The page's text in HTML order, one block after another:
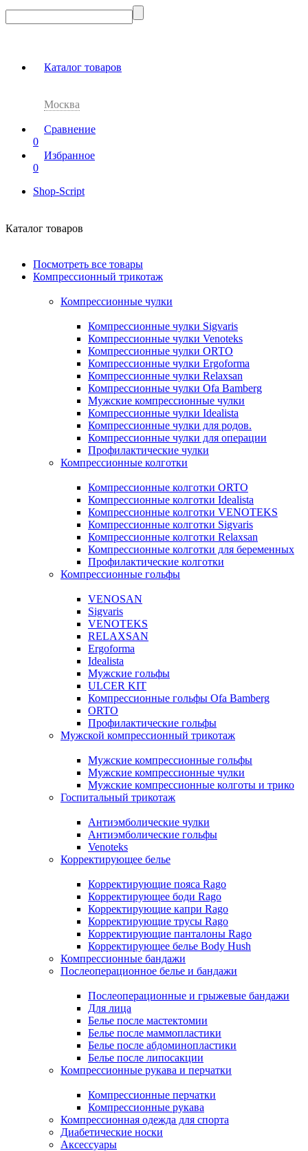
Каталог товаров
Москва
Сравнение
0
Избранное
0
Shop-Script
Каталог товаров
Посмотреть все товары
Компрессионный трикотаж
Компрессионные чулки
Компрессионные чулки Sigvaris
Компрессионные чулки Venoteks
Компрессионные чулки ORTO
Компрессионные чулки Ergoforma
Компрессионные чулки Relaxsan
Компрессионные чулки Ofa Bamberg
Мужские компрессионные чулки
Компрессионные чулки Idealista
Компрессионные чулки для родов.
Компрессионные чулки для операции
Профилактические чулки
Компрессионные колготки
Компрессионные колготки ORTO
Компрессионные колготки Idealista
Компрессионные колготки VENOTEKS
Компрессионные колготки Sigvaris
Компрессионные колготки Relaxsan
Компрессионные колготки для беременных
Профилактические колготки
Компрессионные гольфы
VENOSAN
Sigvaris
VENOTEKS
RELAXSAN
Ergoforma
Idealista
Мужские гольфы
ULCER KIT
Компрессионные гольфы Ofa Bamberg
ORTO
Профилактические гольфы
Мужской компрессионный трикотаж
Мужские компрессионные гольфы
Мужские компрессионные чулки
Мужские компрессионные колготы и трико
Госпитальный трикотаж
Антиэмболические чулки
Антиэмболические гольфы
Venoteks
Корректирующее белье
Корректирующие пояса Rago
Корректирующее боди Rago
Корректирующие капри Rago
Корректирующие трусы Rago
Корректирующие панталоны Rago
Корректирующее белье Body Hush
Компрессионные бандажи
Послеоперационное белье и бандажи
Послеоперационные и грыжевые бандажи
Для лица
Белье после мастектомии
Белье после маммопластики
Белье после абдоминопластики
Белье после липосакции
Компрессионные рукава и перчатки
Компрессионные перчатки
Компрессионные рукава
Компрессионная одежда для спорта
Диабетические носки
Аксессуары